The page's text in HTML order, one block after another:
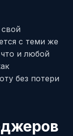
с теми же
и любой
без потери